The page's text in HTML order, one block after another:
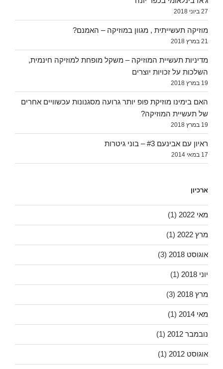
27 ביוני 2018
מוזיקה תעשייתית , מגוון במוזיקה – האמנם?
21 במרץ 2018
מדיניות תעשיית המוזיקה – משקל מופחת למוזיקה חינמית,
השלכות על זכויות יוצרים
19 במרץ 2018
האם בימינו מוזיקת פופ יותר גרועה מסגנונות עכשוויים אחרים
של תעשיית המוזיקה?
19 במרץ 2018
ראיון עם אבינעם #3 – בוני גיטרות
17 במאי 2014
ארכיון
מאי 2022 (1)
מרץ 2022 (1)
אוגוסט 2018 (3)
יוני 2018 (1)
מרץ 2018 (3)
מאי 2014 (1)
נובמבר 2012 (1)
אוגוסט 2012 (1)